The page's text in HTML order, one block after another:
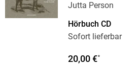
Jutta Person
Hörbuch CD
Sofort lieferbar
20,00 €*